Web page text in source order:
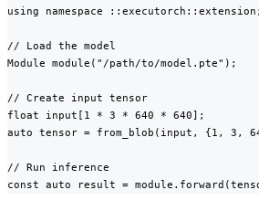
using namespace ::executorch::extension;
// Load the model
Module module("/path/to/model.pte");
// Create input tensor
float input[1 * 3 * 640 * 640];
auto tensor = from_blob(input, {1, 3,
// Run inference
const auto result =